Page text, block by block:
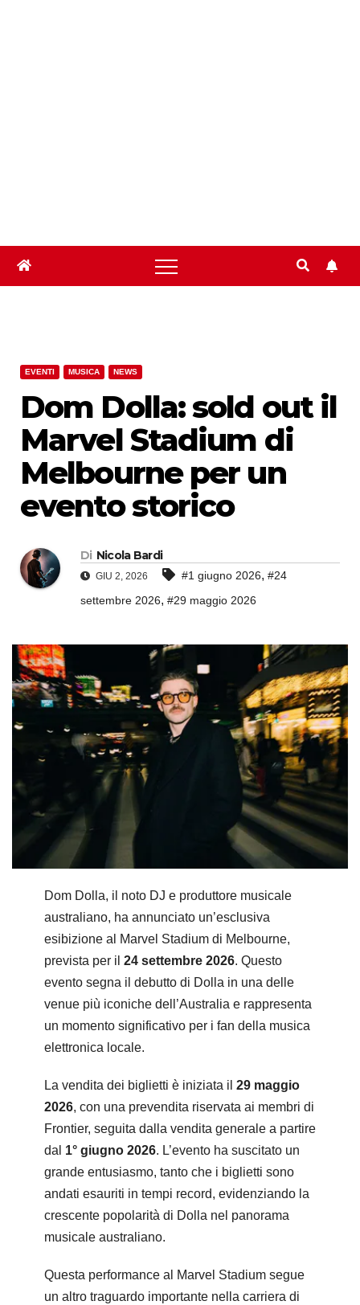
EVENTI MUSICA NEWS
Dom Dolla: sold out il
Marvel Stadium di
Melbourne per un
evento storico
Di Nicola Bardi
GIU 2, 2026 #1 giugno 2026, #24
settembre 2026, #29 maggio 2026
Dom Dolla, il noto DJ e produttore musicale
australiano, ha annunciato un’esclusiva
esibizione al Marvel Stadium di Melbourne,
prevista per il 24 settembre 2026. Questo
evento segna il debutto di Dolla in una delle
venue più iconiche dell’Australia e rappresenta
un momento significativo per i fan della musica
elettronica locale.
La vendita dei biglietti è iniziata il 29 maggio
2026, con una prevendita riservata ai membri di
Frontier, seguita dalla vendita generale a partire
dal 1° giugno 2026. L’evento ha suscitato un
grande entusiasmo, tanto che i biglietti sono
andati esauriti in tempi record, evidenziando la
crescente popolarità di Dolla nel panorama
musicale australiano.
Questa performance al Marvel Stadium segue
un altro traguardo importante nella carriera di